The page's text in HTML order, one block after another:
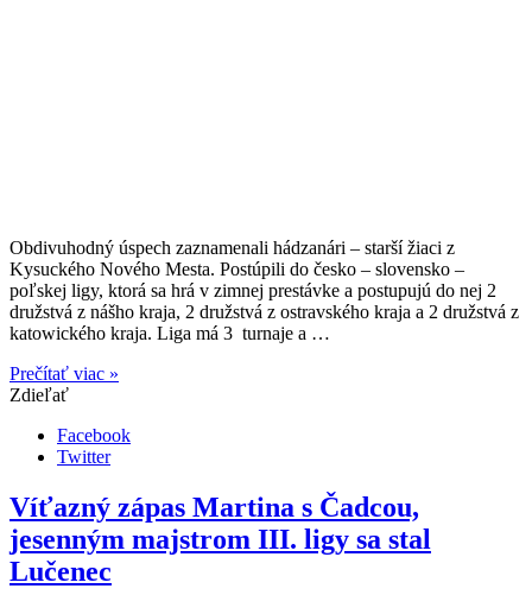
Obdivuhodný úspech zaznamenali hádzanári – starší žiaci z
Kysuckého Nového Mesta. Postúpili do česko – slovensko –
poľskej ligy, ktorá sa hrá v zimnej prestávke a postupujú do nej 2
družstvá z nášho kraja, 2 družstvá z ostravského kraja a 2 družstvá z
katowického kraja. Liga má 3 turnaje a …
Prečítať viac »
Zdieľať
Facebook
Twitter
Víťazný zápas Martina s Čadcou,
jesenným majstrom III. ligy sa stal
Lučenec